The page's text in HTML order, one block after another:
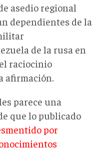
asedio regional
dependientes de la
de la rusa en
raciocinio
afirmación.
parece una
que lo publicado
por